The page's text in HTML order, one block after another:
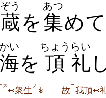
う
を 集
あつ
め
海
かい
を 頂
ちょう
礼
らい
ス↢衆生 ノ ↡ 故ニ我頂↢